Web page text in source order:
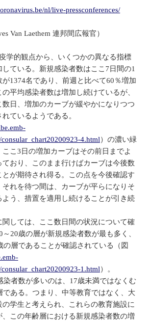
nl/live-pressconferences/
Van Laethem 連邦間広報官）
学的観点から、いくつかの異なる指標
ている。新規感染者数はここ7日間の1
が1374名であり、前週と比べて60％増加
平均感染者数は増加し続けているが、
日、増加のカーブが緩やかになりつつ
ているようである。
4.html）の濃い緑
こ3日の増加カーブはその前日までよ
ており、このまま行けばカーブは今後数
とが期待され得る。この点を今後確認す
それを待つ間は、カーブが平らになりそ
う、措置を適用し続けることが引き続
しては、ここ数日間の状況について確
20歳の層が新規感染者数が最も多く、
の層であることが確認されている（図
1.html）。
染者数が多いのは、17歳未満ではなくむ
である。つまり、中等教育ではなく、大
学生と考えられ、これらの教育施設に
この年齢層における新規感染者数の増